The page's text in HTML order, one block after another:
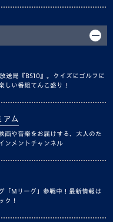
送局『BS10』。クイズにゴルフに
しい番組てんこ盛り！
アム
画や音楽をお届けする、大人のた
ンメントチャンネル
「Mリーグ」参戦中！最新情報は
ク！